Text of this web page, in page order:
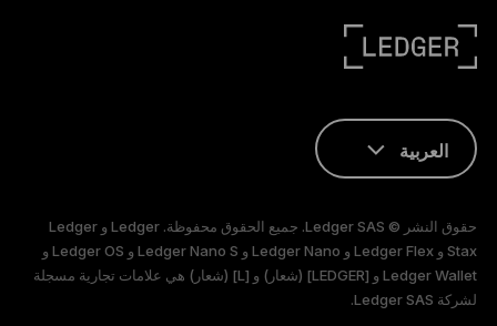
العربية
FRANÇAIS
TÜRKÇE
حقوق النشر © Ledger SAS. جميع الحقوق محفوظة. Ledger و Ledger
Stax و Ledger Flex و Ledger Nano و Ledger Nano S و Ledger OS و
Ledger Wallet و [LEDGER] (شعار) و [L] (شعار) هي علامات تجارية مسجلة
لشركة Ledger SAS.